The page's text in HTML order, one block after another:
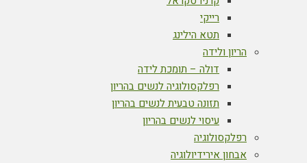
רייקי
תטא הילינג
הריון ולידה
דולה – תומכת לידה
רפלקסולוגיה לנשים בהריון
תזונה טבעית לנשים בהריון
עיסוי לנשים בהריון
רפלקסולוגיה
אבחון אירידיולוגיה